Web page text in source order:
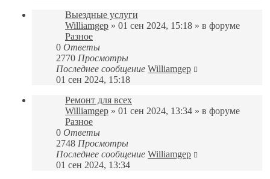
Выездные услуги
Williamgep » 01 сен 2024, 15:18 » в форуме
Разное
0 Ответы
2770 Просмотры
Последнее сообщение Williamgep
01 сен 2024, 15:18
Ремонт для всех
Williamgep » 01 сен 2024, 13:34 » в форуме
Разное
0 Ответы
2748 Просмотры
Последнее сообщение Williamgep
01 сен 2024, 13:34